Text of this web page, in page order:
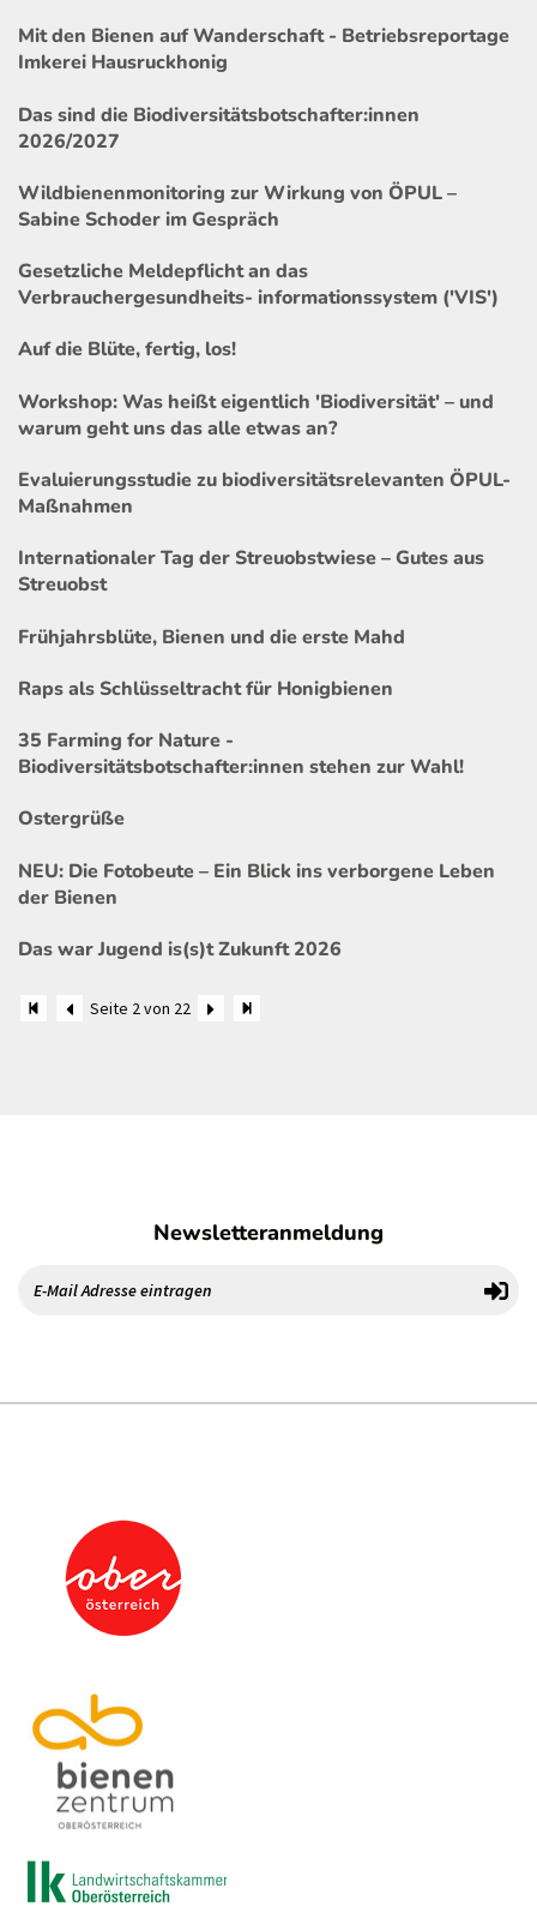
Mit den Bienen auf Wanderschaft - Betriebsreportage
Imkerei Hausruckhonig
Das sind die Biodiversitätsbotschafter:innen
2026/2027
Wildbienenmonitoring zur Wirkung von ÖPUL –
Sabine Schoder im Gespräch
Gesetzliche Meldepflicht an das
Verbrauchergesundheits- informationssystem ('VIS')
Auf die Blüte, fertig, los!
Workshop: Was heißt eigentlich 'Biodiversität' – und
warum geht uns das alle etwas an?
Evaluierungsstudie zu biodiversitätsrelevanten ÖPUL-
Maßnahmen
Internationaler Tag der Streuobstwiese – Gutes aus
Streuobst
Frühjahrsblüte, Bienen und die erste Mahd
Raps als Schlüsseltracht für Honigbienen
35 Farming for Nature -
Biodiversitätsbotschafter:innen stehen zur Wahl!
Ostergrüße
NEU: Die Fotobeute – Ein Blick ins verborgene Leben
der Bienen
Das war Jugend is(s)t Zukunft 2026
Seite 2 von 22
Newsletteranmeldung